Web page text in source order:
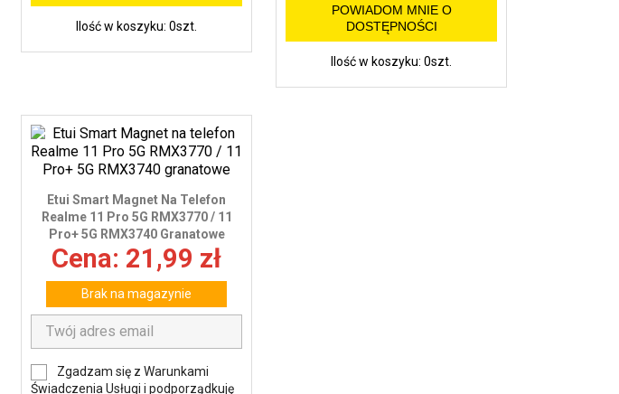
Ilość w koszyku: 0szt.
POWIADOM MNIE O
DOSTĘPNOŚCI
Ilość w koszyku: 0szt.
Etui Smart Magnet Na Telefon
Realme 11 Pro 5G RMX3770 / 11
Pro+ 5G RMX3740 Granatowe
Cena: 21,99 zł
Brak na magazynie
Zgadzam się z Warunkami
Świadczenia Usługi i podporządkuję